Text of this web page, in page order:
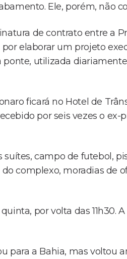
Ele, porém, não
de contrato entre a
elaborar um projeto
ponte, utilizada
ficará no Hotel de
por seis vezes o ex-
campo de futebol,
complexo, moradias de
por volta das 11h30.
a Bahia, mas voltou